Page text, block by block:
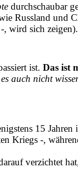
durchschaubar
Russland und
, wird sich zeigen).
ist. Das ist
auch nicht
15
Kriegs -,
verzichtet